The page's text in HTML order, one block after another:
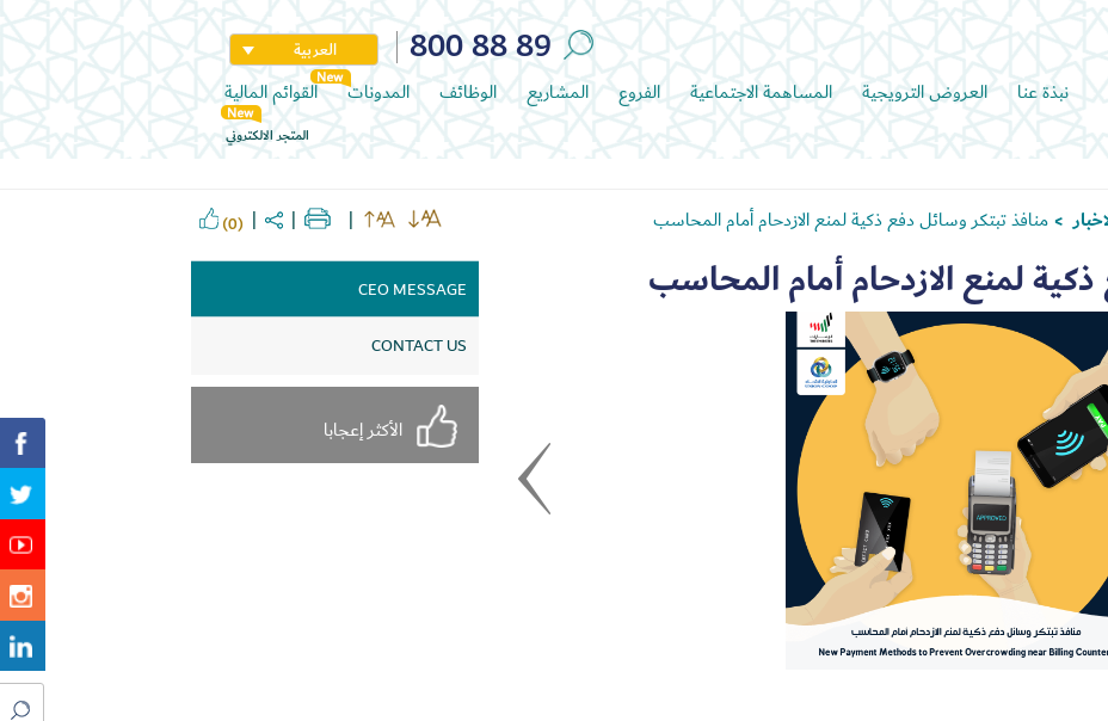
800 88 89 العربية
نبذة عنا العروض الترويجية المساهمة الاجتماعية الفروع المشاريع الوظائف المدونات القوائم المالية
المتجر الالكتروني
> منافذ تبتكر وسائل دفع ذكية لمنع الازدحام أمام المحاسب (0)
لمنع الازدحام أمام المحاسب CEO MESSAGE
CONTACT US
الأكثر إعجابا